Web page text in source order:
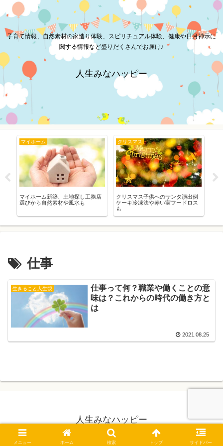
子育て情報、自然素材の家造り体験、スピリチュアル体験、健康や日月神示に
関する情報など盛りだくさんでお届け♪
人生みなハッピー
マイホーム
マイホーム新築、土地探し工務店
選びから自然素材や風水も
クリスマス
クリスマス子供へのサンタ演出例
ケーキ冷凍法や赤い実フードロス
も
仕事
生きること人生観
仕事って何？職業や働くことの意
味は？これからの時代の働き方と
は
2021.08.25
人生みなハッピー
© 2019 人生みなハッピー.
メニュー ホーム 検索 トップ サイドバー